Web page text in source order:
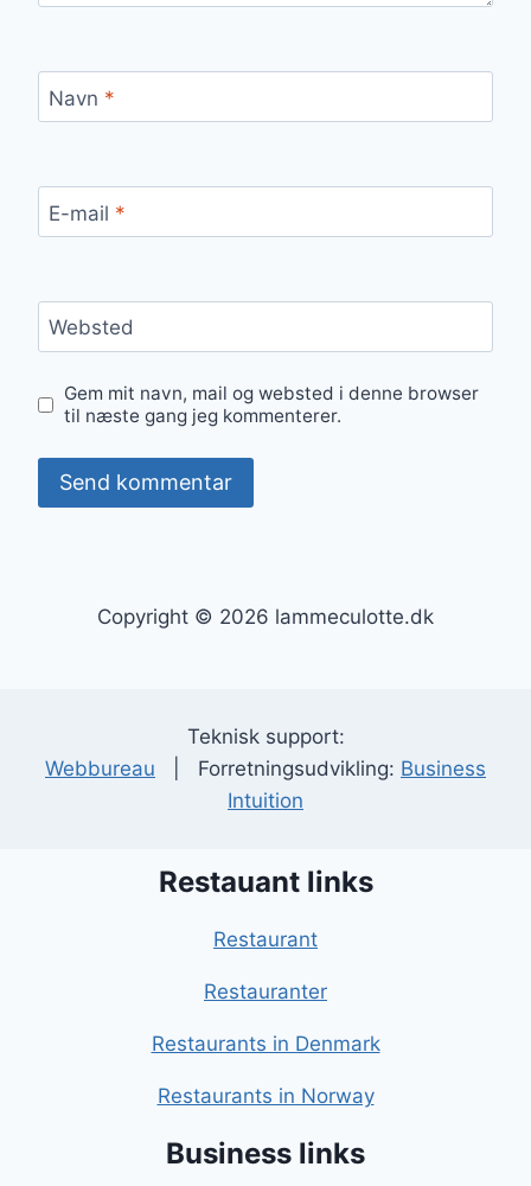
Navn *
E-mail *
Websted
Gem mit navn, mail og websted i denne browser
til næste gang jeg kommenterer.
Copyright © 2026 lammeculotte.dk
Teknisk support:
Webbureau | Forretningsudvikling: Business
Intuition
Restauant links
Restaurant
Restauranter
Restaurants in Denmark
Restaurants in Norway
Business links